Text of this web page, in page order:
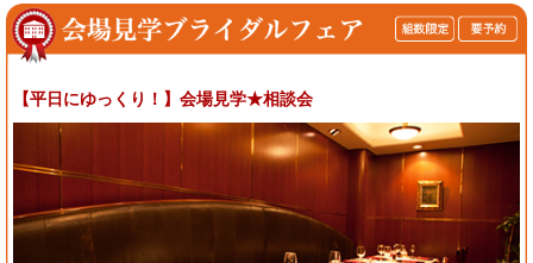
【平日にゆっくり！】会場見学★相談会